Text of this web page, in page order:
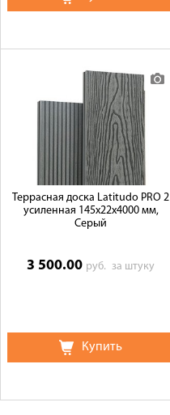
Террасная доска Latitudo PRO 2
усиленная 145х22х4000 мм,
Серый
3 500.00 руб.за штуку
Купить